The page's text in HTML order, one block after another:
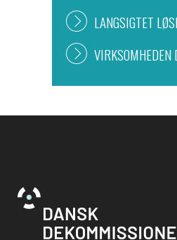
LANGSIGTET
VIRKSOMHEDEN